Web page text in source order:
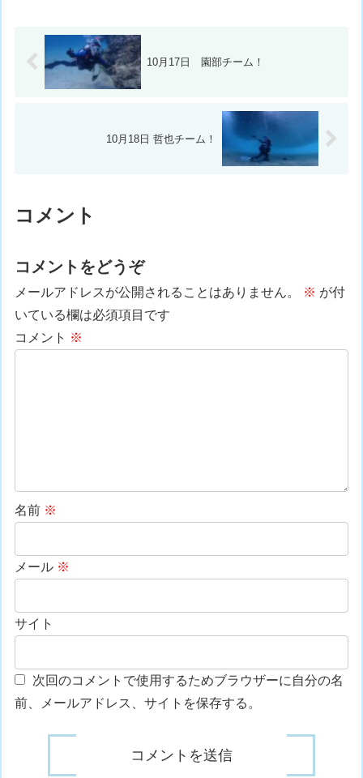
10月17日 園部チーム！
10月18日 哲也チーム！
コメント
コメントをどうぞ
メールアドレスが公開されることはありません。 ※ が付
いている欄は必須項目です
コメント ※
名前 ※
メール ※
サイト
次回のコメントで使用するためブラウザーに自分の名
前、メールアドレス、サイトを保存する。